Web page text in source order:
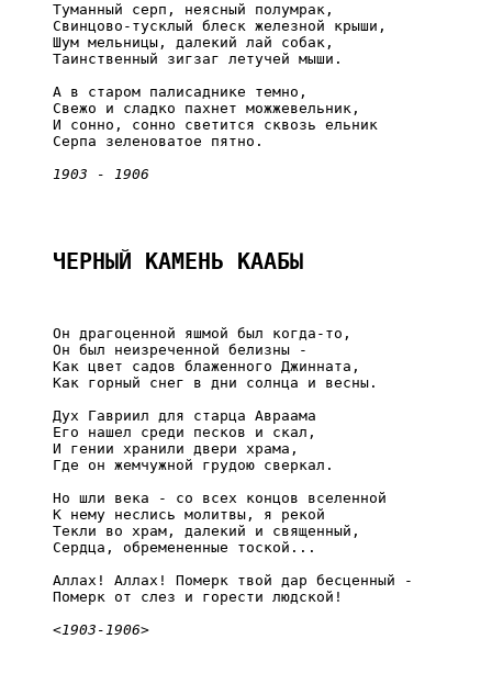
     Туманный серп, неясный полумрак,
     Свинцово-тусклый блеск железной крыши,
     Шум мельницы, далекий лай собак,
     Таинственный зигзаг летучей мыши.
     А в старом палисаднике темно,
     Свежо и сладко пахнет можжевельник,
     И сонно, сонно светится сквозь ельник
     Серпа зеленоватое пятно.
1903 - 1906
ЧЕРНЫЙ КАМЕНЬ КААБЫ
     Он драгоценной яшмой был когда-то,
     Он был неизреченной белизны -
     Как цвет садов блаженного Джинната,
     Как горный снег в дни солнца и весны.
     Дух Гавриил для старца Авраама
     Его нашел среди песков и скал,
     И гении хранили двери храма,
     Где он жемчужной грудою сверкал.
     Но шли века - со всех концов вселенной
     К нему неслись молитвы, я рекой
     Текли во храм, далекий и священный,
     Сердца, обремененные тоской...
     Аллах! Аллах! Померк твой дар бесценный -
     Померк от слез и горести людской!
<1903-1906>